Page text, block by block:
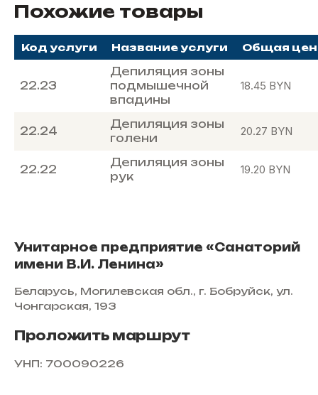
Похожие товары
Код услуги Название услуги Общая
22.23
Депиляция зоны
подмышечной
впадины
18.45 BYN
22.24
Депиляция зоны
голени
20.27 BYN
22.22
Депиляция зоны
рук
19.20 BYN
Унитарное предприятие «Санаторий
имени В.И. Ленина»
Беларусь, Могилевская обл., г. Бобруйск, ул.
Чонгарская, 193
Проложить маршрут
УНП: 700090226